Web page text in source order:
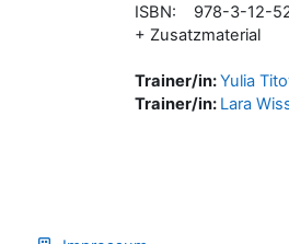
ISBN: 978-3-12-
+ Zusatzmaterial
Trainer/in:Yulia
Trainer/in: Lara